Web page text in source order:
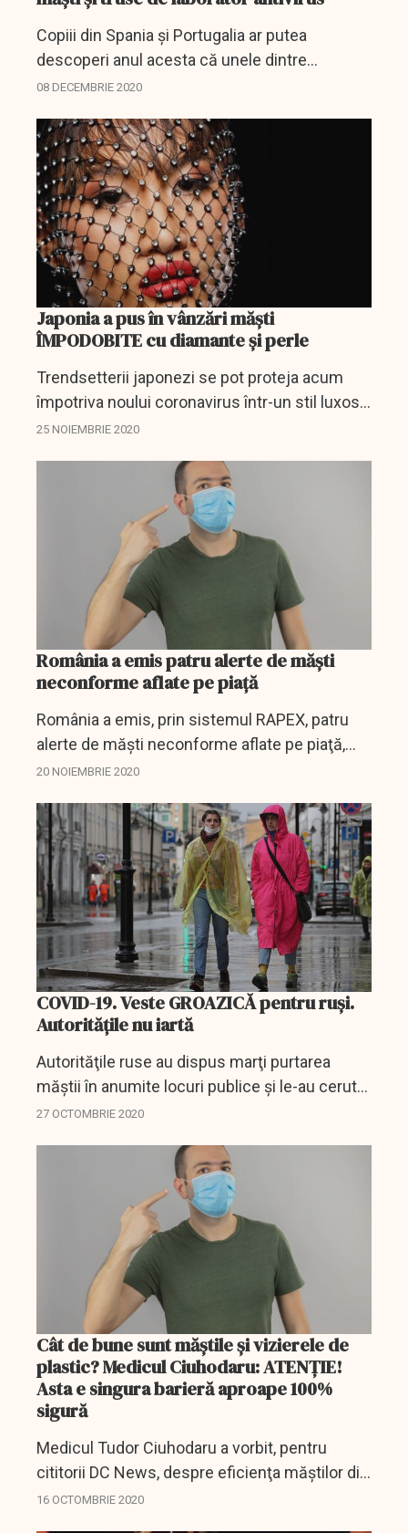
Copiii din Spania şi Portugalia ar putea
descoperi anul acesta că unele dintre
cadourile lor de Crăciun reflectă pandemia de
poartă măşti,...
08 DECEMBRIE 2020
Japonia a pus în vânzări măști
ÎMPODOBITE cu diamante și perle
Trendsetterii japonezi se pot proteja acum
împotriva noului coronavirus într-un stil luxos
cu ajutorul unor măşti împodobite cu
yeni (9.600 dolari)...
25 NOIEMBRIE 2020
România a emis patru alerte de măşti
neconforme aflate pe piaţă
România a emis, prin sistemul RAPEX, patru
alerte de măşti neconforme aflate pe piaţă,
provenite din China, care poartă marcajul CE, a
Protecţia...
20 NOIEMBRIE 2020
COVID-19. Veste GROAZICĂ pentru ruși.
Autoritățile nu iartă
Autorităţile ruse au dispus marţi purtarea
măştii în anumite locuri publice şi le-au cerut
autorităţilor regionale să ia în calcul închiderea
27 OCTOMBRIE 2020
Cât de bune sunt măştile şi vizierele de
plastic? Medicul Ciuhodaru: ATENȚIE!
Asta e singura barieră aproape 100%
sigură
Medicul Tudor Ciuhodaru a vorbit, pentru
cititorii DC News, despre eficienţa măştilor din
plastic pentru nas şi gură care au apărut
16 OCTOMBRIE 2020